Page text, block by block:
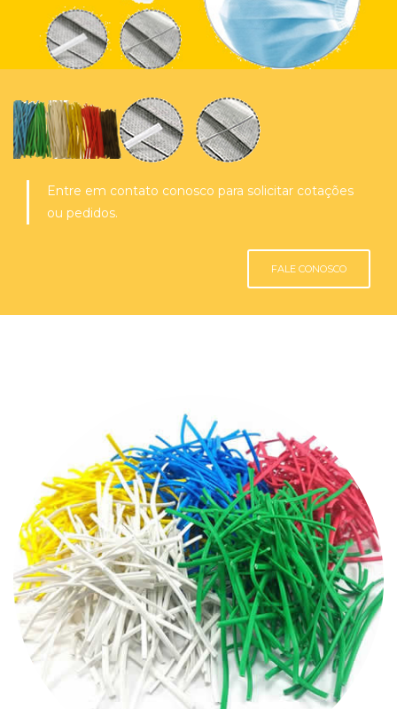
Entre em contato conosco para solicitar cotações
ou pedidos.
FALE CONOSCO